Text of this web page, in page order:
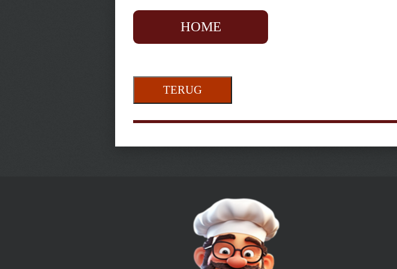
HOME
TERUG